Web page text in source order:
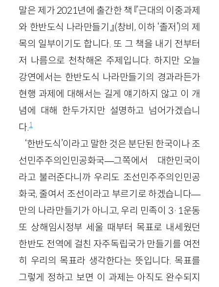
말은 제가 2021년에 출간한 책 『근대의 이중과제
와 한반도식 나라만들기』(창비, 이하 ‘졸저’)의 제
목의 일부이기도 합니다. 또 그 책을 내기 전부터
저 나름으로 천착해온 주제입니다. 하지만 오늘
강연에서는 한반도식 나라만들기의 경과라든가
현행 과제에 대해서는 길게 얘기하지 않고 이 개
념에 대해 한두가지만 설명하고 넘어가겠습니
다.1
‘한반도식’이라고 말한 것은 분단된 한국이나 조
선민주주의인민공화국—그쪽에서 대한민국이
라고 불러준다니까 우리도 조선민주주의인민공
화국, 줄여서 조선이라고 부르기로 하겠습니다—
만의 나라만들기가 아니고, 우리 민족이 3·1운동
또 상해임시정부 세울 때부터 목표로 내세웠던
한반도 전역에 걸친 자주독립국가 만들기를 여전
히 우리의 목표라 생각한다는 뜻입니다. 목표를
그렇게 정하고 보면 이 과제는 아직도 완수되지